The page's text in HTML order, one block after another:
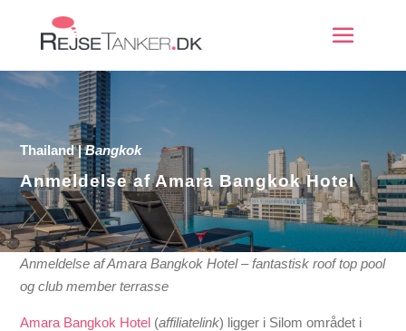
Thailand |Bangkok
Anmeldelse af Amara Bangkok Hotel
Anmeldelse af Amara Bangkok Hotel – fantastisk roof top pool
og club member terrasse
Amara Bangkok Hotel (affiliatelink) ligger i Silom området i